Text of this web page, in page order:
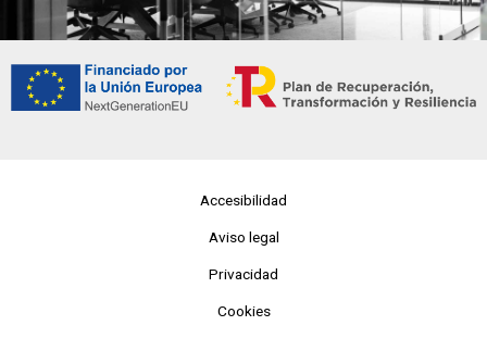
Accesibilidad
Aviso legal
Privacidad
Cookies